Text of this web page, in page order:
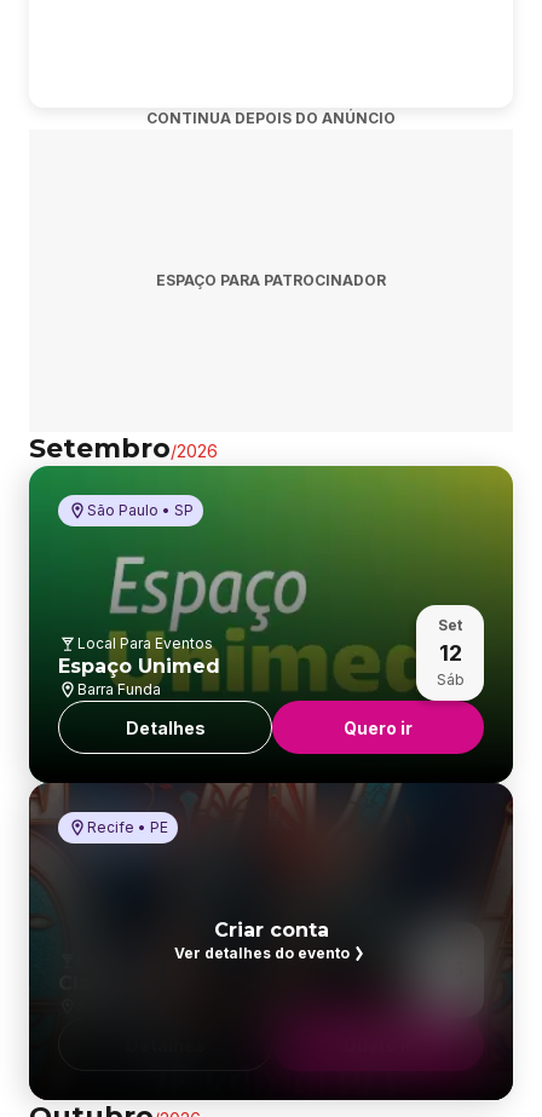
CONTINUA DEPOIS DO ANÚNCIO
ESPAÇO PARA PATROCINADOR
Setembro/2026
São Paulo • SP
Local Para Eventos
Espaço Unimed
Barra Funda
Set
12
Sáb
Detalhes Quero ir
Recife • PE
Local Para Eventos
Recife • PE
Criar conta
Ver detalhes do evento